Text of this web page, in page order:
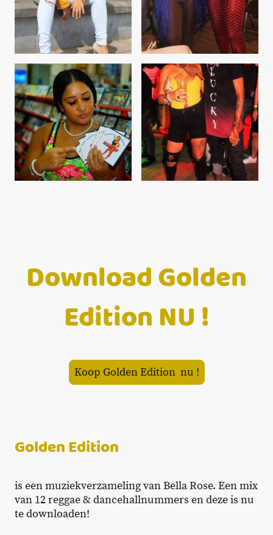
Download Golden
Edition NU !
Koop Golden Edition nu !
Golden Edition
is een muziekverzameling van Bella Rose. Een mix
van 12 reggae & dancehallnummers en deze is nu
te downloaden!